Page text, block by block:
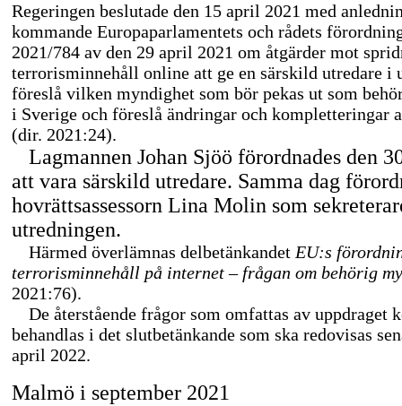
Regeringen beslutade den 15 april 2021 med
kommande Europaparlamentets och rådets
2021/784 av den 29 april 2021 om åtgärder mot
terrorisminnehåll online att ge en särskild utredare i
föreslå vilken myndighet som bör pekas ut som
i Sverige och föreslå ändringar och kompletteringar
(dir. 2021:24).
Lagmannen Johan Sjöö förordnades den
att vara särskild utredare. Samma dag
hovrättsassessorn Lina Molin som
utredningen.
Härmed överlämnas delbetänkandet EU:s
terrorisminnehåll på internet – frågan om behörig
2021:76).
De återstående frågor som omfattas av uppdraget
behandlas i det slutbetänkande som ska redovisas
april 2022.
Malmö i september 2021